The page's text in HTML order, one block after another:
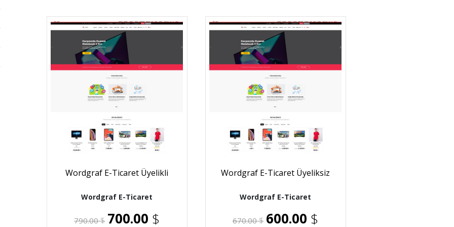
Wordgraf E-Ticaret Üyelikli
Wordgraf E-Ticaret
790.00$ 700.00 $
Wordgraf E-Ticaret Üyeliksiz
Wordgraf E-Ticaret
670.00$ 600.00 $